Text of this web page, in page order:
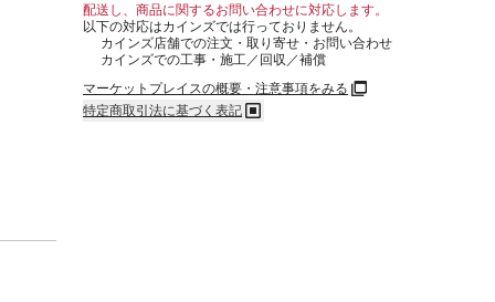
配送し、商品に関するお問い合わせに対応します。
以下の対応はカインズでは行っておりません。
カインズ店舗での注文・取り寄せ・お問い合わせ
カインズでの工事・施工／回収／補償
マーケットプレイスの概要・注意事項をみる
特定商取引法に基づく表記